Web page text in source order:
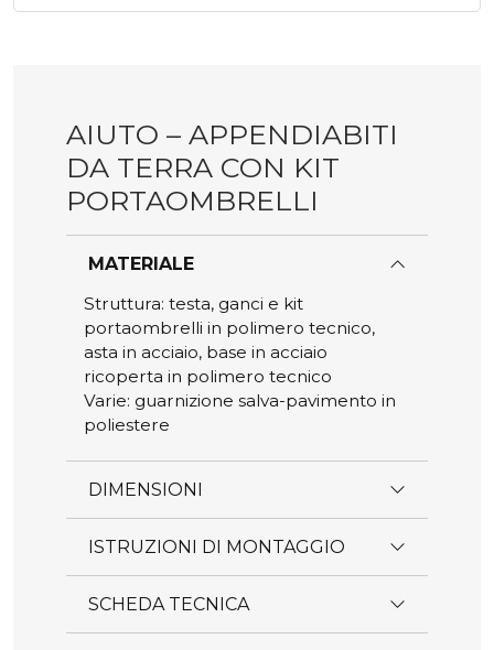
AIUTO – APPENDIABITI
DA TERRA CON KIT
PORTAOMBRELLI
MATERIALE
Struttura: testa, ganci e kit
portaombrelli in polimero tecnico,
asta in acciaio, base in acciaio
ricoperta in polimero tecnico
Varie: guarnizione salva-pavimento in
poliestere
DIMENSIONI
ISTRUZIONI DI MONTAGGIO
SCHEDA TECNICA